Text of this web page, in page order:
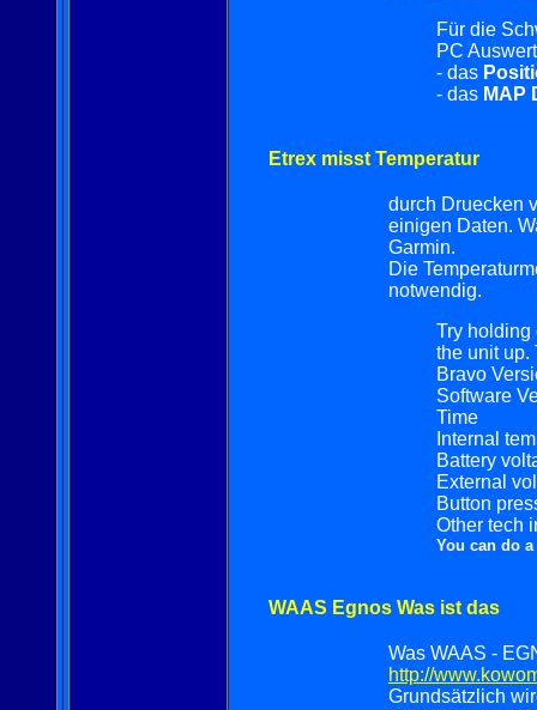
Für die
PC
- das
- das MAP
Etrex misst Temperatur
durch Druecken
einigen Daten.
Garmin.
Die
notwendig.
Try holding
the unit up.
Bravo
Software
Time
Internal
Battery
External
Button
Other tech
You can do
WAAS Egnos Was ist das
Was WAAS -
http://
Grundsätzlich